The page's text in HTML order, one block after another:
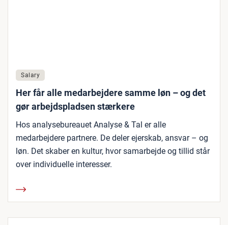
Salary
Her får alle medarbejdere samme løn – og det
gør arbejdspladsen stærkere
Hos analysebureauet Analyse & Tal er alle
medarbejdere partnere. De deler ejerskab, ansvar – og
løn. Det skaber en kultur, hvor samarbejde og tillid står
over individuelle interesser.